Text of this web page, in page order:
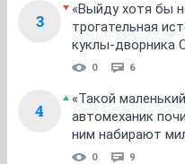
3
«Выйду хотя бы
трогательная
куклы-дворника
0 6
4
«Такой
автомеханик
ним набирают
0 9